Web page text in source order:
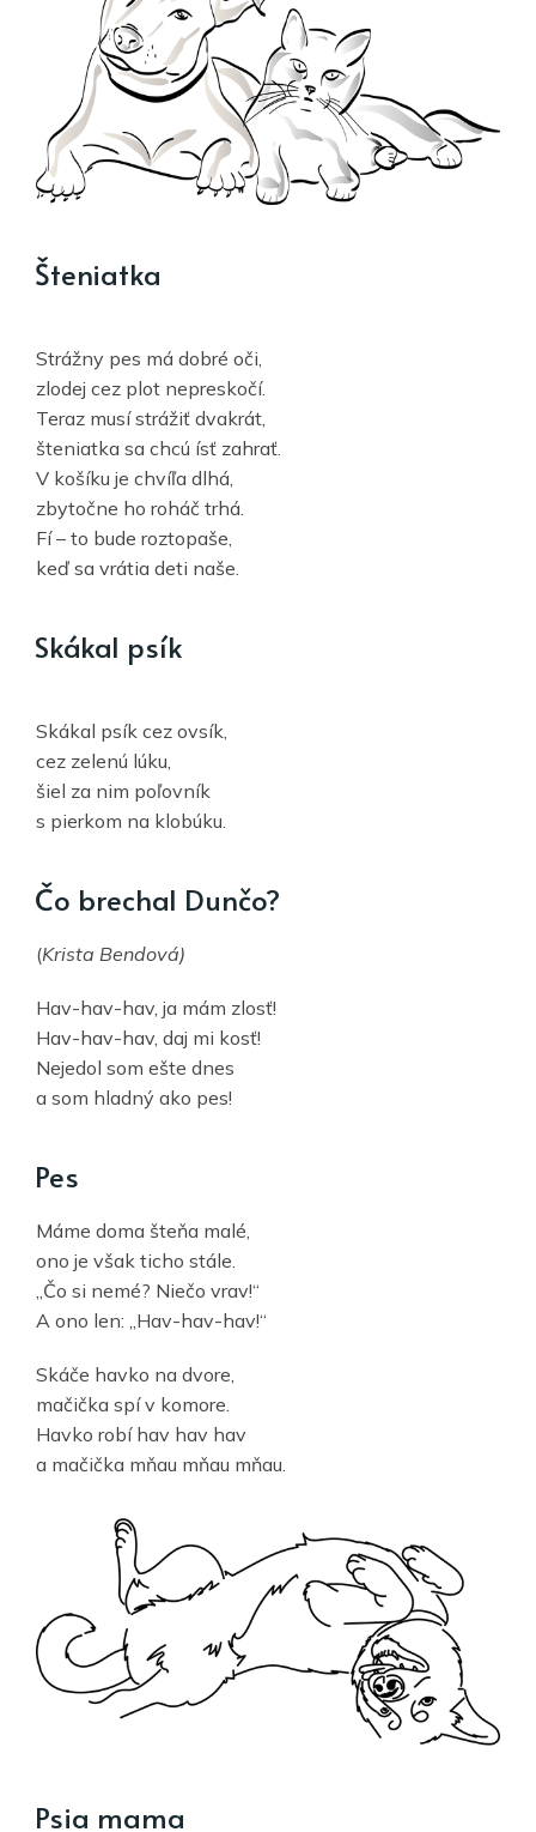
Šteniatka
Strážny pes má dobré oči,
zlodej cez plot nepreskočí.
Teraz musí strážiť dvakrát,
šteniatka sa chcú ísť zahrať.
V košíku je chvíľa dlhá,
zbytočne ho roháč trhá.
Fí – to bude roztopaše,
keď sa vrátia deti naše.
Skákal psík
Skákal psík cez ovsík,
cez zelenú lúku,
šiel za nim poľovník
s pierkom na klobúku.
Čo brechal Dunčo?
(Krista Bendová)
Hav-hav-hav, ja mám zlosť!
Hav-hav-hav, daj mi kosť!
Nejedol som ešte dnes
a som hladný ako pes!
Pes
Máme doma šteňa malé,
ono je však ticho stále.
„Čo si nemé? Niečo vrav!“
A ono len: „Hav-hav-hav!“
Skáče havko na dvore,
mačička spí v komore.
Havko robí hav hav hav
a mačička mňau mňau mňau.
Psia mama